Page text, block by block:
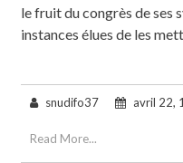
le fruit du congrès de ses
instances élues de les
snudifo37 avril 22,
Read More...